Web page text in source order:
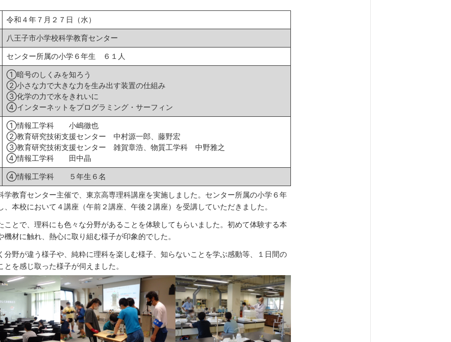
令和４年７月２７日（水）
八王子市小学校科学教育センター
センター所属の小学６年生 ６１人
①暗号のしくみを知ろう
②小さな力で大きな力を生み出す装置の仕組み
③化学の力で水をきれいに
④インターネットをプログラミング・サーフィン
①情報工学科 小嶋徹也
②教育研究技術支援センター 中村源一郎、藤野宏
③教育研究技術支援センター 雑賀章浩、物質工学科 中野雅之
④情報工学科 田中晶
④情報工学科 ５年生６名
学教育センター主催で、東京高専理科講座を実施しました。センター所属の小学６年
、本校において４講座（午前２講座、午後２講座）を受講していただきました。
ことで、理科にも色々な分野があることを体験してもらいました。初めて体験する本
機材に触れ、熱心に取り組む様子が印象的でした。
分野が違う様子や、純粋に理科を楽しむ様子、知らないことを学ぶ感動等、１日間の
とを感じ取った様子が伺えました。